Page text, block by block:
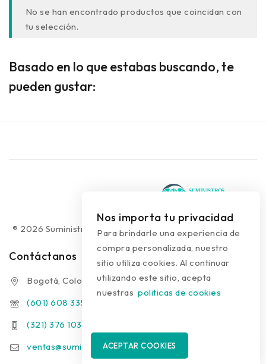
No se han encontrado productos que coincidan con
tu selección.
Basado en lo que estabas buscando, te
pueden gustar:
® 2026 Suministros Médicos Diseño web: colguía.com.co
Contáctanos
Bogotá, Colombia
(601) 608 3354
(321) 376 1031 - (313) 289 9910
ventas@suministrosmedicos.co
Nos importa tu privacidad
Para brindarle una experiencia de
compra personalizada, nuestro
sitio utiliza cookies. Al continuar
utilizando este sitio, acepta
nuestras politicas de cookies
ACEPTAR COOKIES